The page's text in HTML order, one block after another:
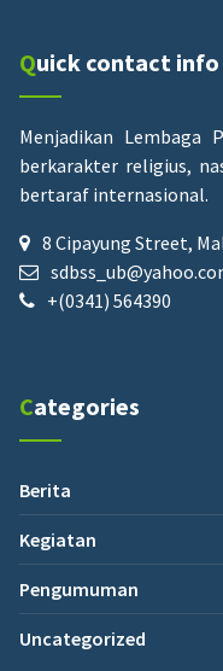
Quick contact info
Menjadikan Lembaga
berkarakter religius,
bertaraf internasional.
8 Cipayung Street,
+(0341) 564390
Categories
Berita
Kegiatan
Pengumuman
Uncategorized